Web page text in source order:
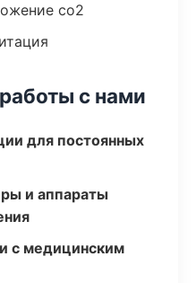
co2
с нами
для постоянных
и аппараты
с медицинским